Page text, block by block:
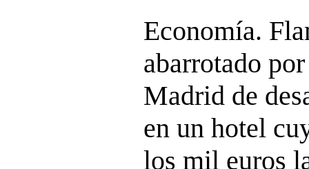
Economía.
abarrotado
Madrid de
en un hotel
los mil euros